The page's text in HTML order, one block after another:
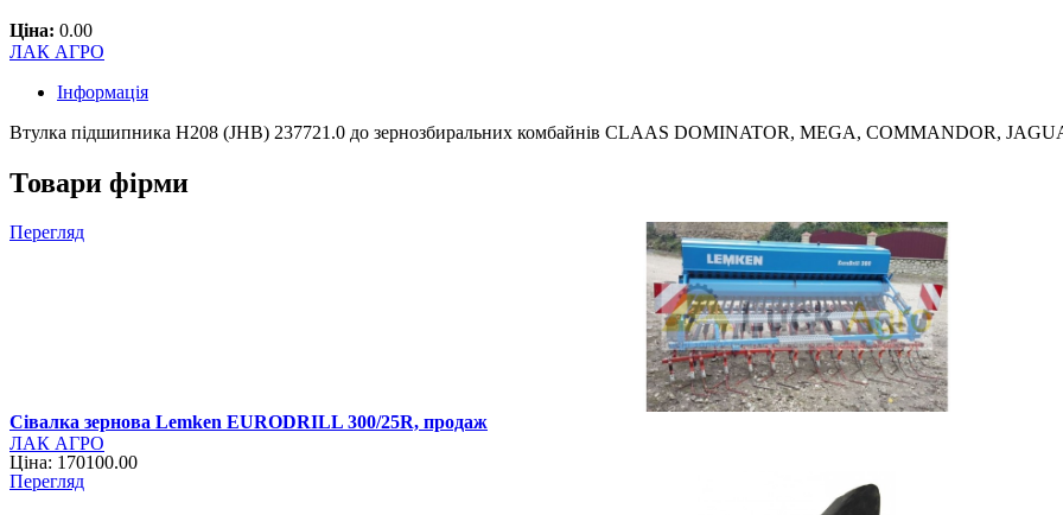
Ціна: 0.00
ЛАК АГРО
Інформація
Втулка підшипника H208 (JHB) 237721.0 до зернозбиральних комбайнів CLAAS DOMINATOR, MEGA, COMMANDOR,
Товари фірми
Перегляд
Сівалка зернова Lemken EURODRILL 300/25R, продаж
ЛАК АГРО
Ціна: 170100.00
Перегляд